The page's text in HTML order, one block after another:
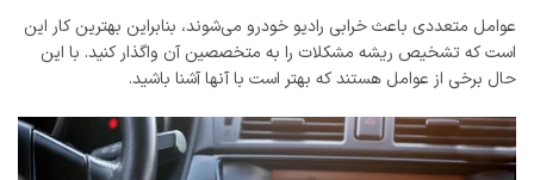
عوامل متعددی باعث خرابی رادیو خودرو می‌شوند، بنابراین بهترین کار این
است که تشخیص ریشه مشکلات را به متخصصین آن واگذار کنید. با این
حال برخی از عوامل هستند که بهتر است با آنها آشنا باشید.